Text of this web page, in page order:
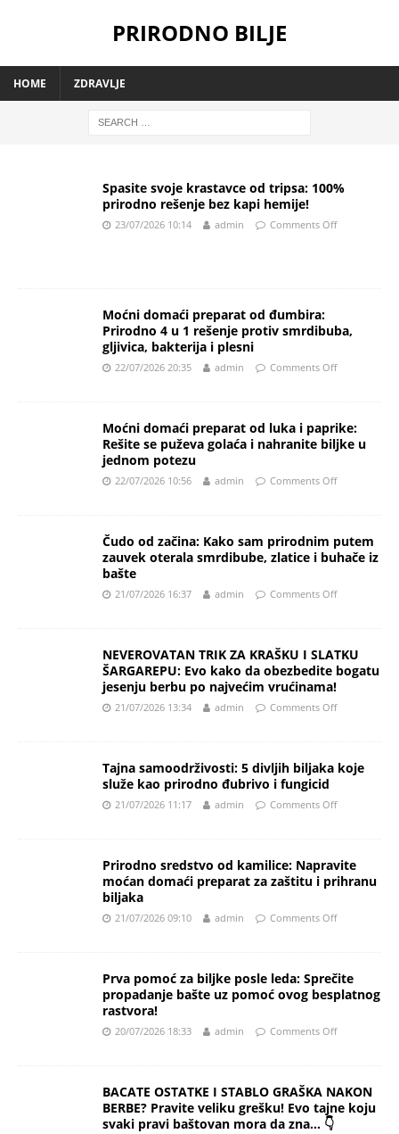
PRIRODNO BILJE
HOME ZDRAVLJE
Spasite svoje krastavce od tripsa: 100%
prirodno rešenje bez kapi hemije!
23/07/2026 10:14 admin Comments Off
Moćni domaći preparat od đumbira:
Prirodno 4 u 1 rešenje protiv smrdibuba,
gljivica, bakterija i plesni
22/07/2026 20:35 admin Comments Off
Moćni domaći preparat od luka i paprike:
Rešite se puževa golaća i nahranite biljke u
jednom potezu
22/07/2026 10:56 admin Comments Off
Čudo od začina: Kako sam prirodnim putem
zauvek oterala smrdibube, zlatice i buhače iz
bašte
21/07/2026 16:37 admin Comments Off
NEVEROVATAN TRIK ZA KRAŠKU I SLATKU
ŠARGAREPU: Evo kako da obezbedite bogatu
jesenju berbu po najvećim vrućinama!
21/07/2026 13:34 admin Comments Off
Tajna samoodrživosti: 5 divljih biljaka koje
služe kao prirodno đubrivo i fungicid
21/07/2026 11:17 admin Comments Off
Prirodno sredstvo od kamilice: Napravite
moćan domaći preparat za zaštitu i prihranu
biljaka
21/07/2026 09:10 admin Comments Off
Prva pomoć za biljke posle leda: Sprečite
propadanje bašte uz pomoć ovog besplatnog
rastvora!
20/07/2026 18:33 admin Comments Off
BACATE OSTATKE I STABLO GRAŠKA NAKON
BERBE? Pravite veliku grešku! Evo tajne koju
svaki pravi baštovan mora da zna… 👇